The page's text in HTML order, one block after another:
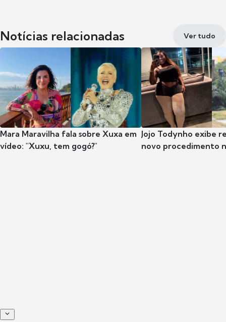
Notícias relacionadas Ver tudo
Mara Maravilha fala sobre Xuxa em
vídeo: "Xuxu, tem gogó?"
Jojo Todynho exibe
novo procedimento